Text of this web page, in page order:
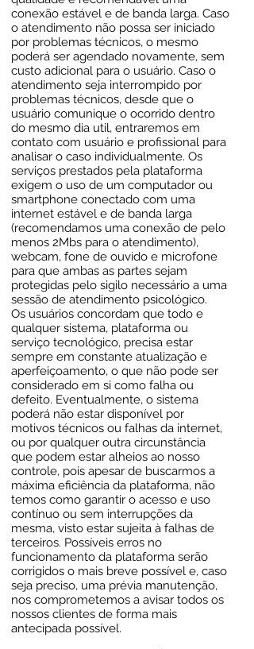
conexão estável e de banda larga. Caso
o atendimento não possa ser iniciado
por problemas técnicos, o mesmo
poderá ser agendado novamente, sem
custo adicional para o usuário. Caso o
atendimento seja interrompido por
problemas técnicos, desde que o
usuário comunique o ocorrido dentro
do mesmo dia util, entraremos em
contato com usuário e profissional para
analisar o caso individualmente. Os
serviços prestados pela plataforma
exigem o uso de um computador ou
smartphone conectado com uma
internet estável e de banda larga
(recomendamos uma conexão de pelo
menos 2Mbs para o atendimento),
webcam, fone de ouvido e microfone
para que ambas as partes sejam
protegidas pelo sigilo necessário a uma
sessão de atendimento psicológico.
Os usuários concordam que todo e
qualquer sistema, plataforma ou
serviço tecnológico, precisa estar
sempre em constante atualização e
aperfeiçoamento, o que não pode ser
considerado em si como falha ou
defeito. Eventualmente, o sistema
poderá não estar disponível por
motivos técnicos ou falhas da internet,
ou por qualquer outra circunstância
que podem estar alheios ao nosso
controle, pois apesar de buscarmos a
máxima eficiência da plataforma, não
temos como garantir o acesso e uso
contínuo ou sem interrupções da
mesma, visto estar sujeita à falhas de
terceiros. Possíveis erros no
funcionamento da plataforma serão
corrigidos o mais breve possível e, caso
seja preciso, uma prévia manutenção,
nos comprometemos a avisar todos os
nossos clientes de forma mais
antecipada possível.